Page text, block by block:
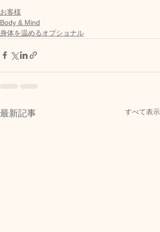
お客様
Body & Mind
身体を温めるオプショナル
最新記事 すべて表示